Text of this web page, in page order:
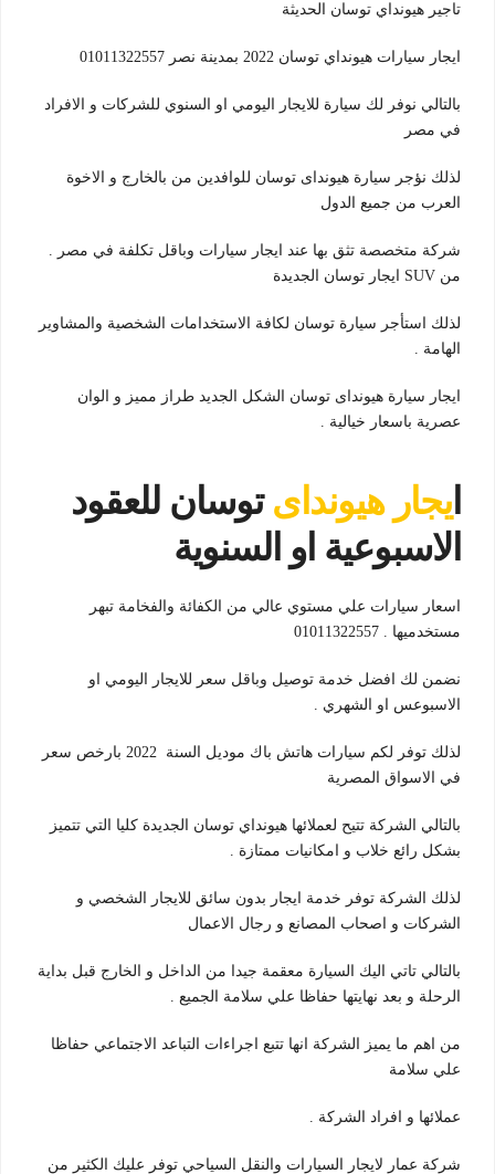
تاجير هيونداي توسان الحديثة
ايجار سيارات هيونداي توسان 2022 بمدينة نصر 01011322557
بالتالي نوفر لك سيارة للايجار اليومي او السنوي للشركات و الافراد
في مصر
لذلك نؤجر سيارة هيونداى توسان للوافدين من بالخارج و الاخوة
العرب من جميع الدول
شركة متخصصة تثق بها عند ايجار سيارات وباقل تكلفة في مصر .
من SUV ايجار توسان الجديدة
لذلك استأجر سيارة توسان لكافة الاستخدامات الشخصية والمشاوير
الهامة .
ايجار سيارة هيونداى توسان الشكل الجديد طراز مميز و الوان
عصرية باسعار خيالية .
يجار هيونداىتوسان للعقود
الاسبوعية او السنوية
اسعار سيارات علي مستوي عالي من الكفائة والفخامة تبهر
مستخدميها . 01011322557
نضمن لك افضل خدمة توصيل وباقل سعر للايجار اليومي او
الاسبوعس او الشهري .
لذلك توفر لكم سيارات هاتش باك موديل السنة 2022 بارخص سعر
في الاسواق المصرية
بالتالي الشركة تتيح لعملائها هيونداي توسان الجديدة كليا التي تتميز
بشكل رائع خلاب و امكانيات ممتازة .
لذلك الشركة توفر خدمة ايجار بدون سائق للايجار الشخصي و
الشركات و اصحاب المصانع و رجال الاعمال
بالتالي تاتي اليك السيارة معقمة جيدا من الداخل و الخارج قبل بداية
الرحلة و بعد نهايتها حفاظا علي سلامة الجميع .
من اهم ما يميز الشركة انها تتبع اجراءات التباعد الاجتماعي حفاظا
علي سلامة
عملائها و افراد الشركة .
شركة عمار لايجار السيارات والنقل السياحي توفر عليك الكثير من